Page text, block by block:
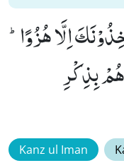
اِلَّا هُزُوًاؕ-
بِذِكْرِ
Kanz ul Iman